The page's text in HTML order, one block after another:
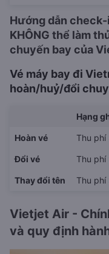
Hướng dẫn
KHÔNG thể làm
chuyến bay của
Vé máy bay đi
hoàn/huỷ/đổi
Hạng
Hoàn vé Thu
Đổi vé Thu
Thay đổi tên Thu
Vietjet Air -
và quy định